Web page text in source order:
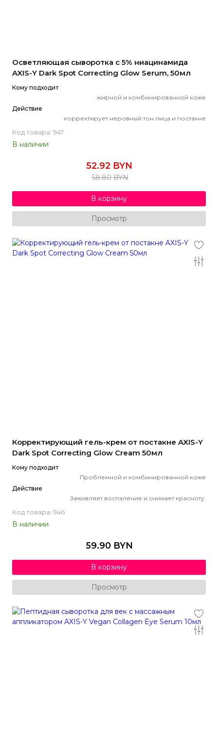
Осветляющая сыворотка с 5% ниацинамида
AXIS-Y Dark Spot Correcting Glow Serum, 50мл
Кому подходит
жирной и комбинированной коже
Действие
корректирует неровный тон лица и постакне
Код товара: 947
В наличии
52.92 BYN
58.80 BYN
В корзину
Просмотр
Корректирующий гель-крем от постакне AXIS-Y
Dark Spot Correcting Glow Cream 50мл
Кому подходит
Проблемной и комбинированной коже
Действие
Заживляет воспаление и снимает красноту.
Код товара: 946
В наличии
59.90 BYN
В корзину
Просмотр